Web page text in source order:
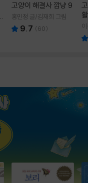
고양이 해결사 깜냥 9
홍민정 글/김재희 그림
9.7 (60)